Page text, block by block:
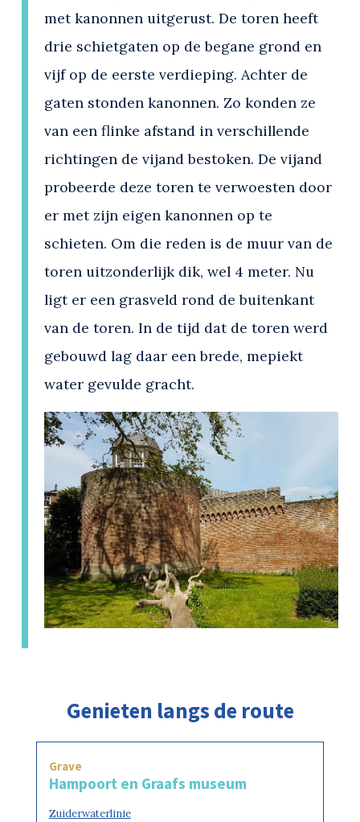
met kanonnen uitgerust. De toren heeft
drie schietgaten op de begane grond en
vijf op de eerste verdieping. Achter de
gaten stonden kanonnen. Zo konden ze
van een flinke afstand in verschillende
richtingen de vijand bestoken. De vijand
probeerde deze toren te verwoesten door
er met zijn eigen kanonnen op te
schieten. Om die reden is de muur van de
toren uitzonderlijk dik, wel 4 meter. Nu
ligt er een grasveld rond de buitenkant
van de toren. In de tijd dat de toren werd
gebouwd lag daar een brede, mepiekt
water gevulde gracht.
Genieten langs de route
Grave
Hampoort en Graafs museum
Zuiderwaterlinie